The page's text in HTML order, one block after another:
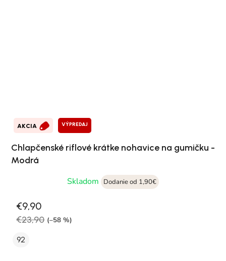
AKCIA VÝPREDAJ
Chlapčenské riflové krátke nohavice na gumičku -
Modrá
Skladom
Dodanie od 1,90€
€9,90
€23,90 (–58 %)
92